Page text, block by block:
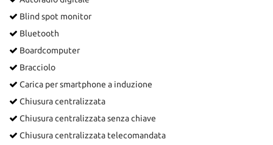
Blind spot monitor
Bluetooth
Boardcomputer
Bracciolo
Carica per smartphone a induzione
Chiusura centralizzata
Chiusura centralizzata senza chiave
Chiusura centralizzata telecomandata